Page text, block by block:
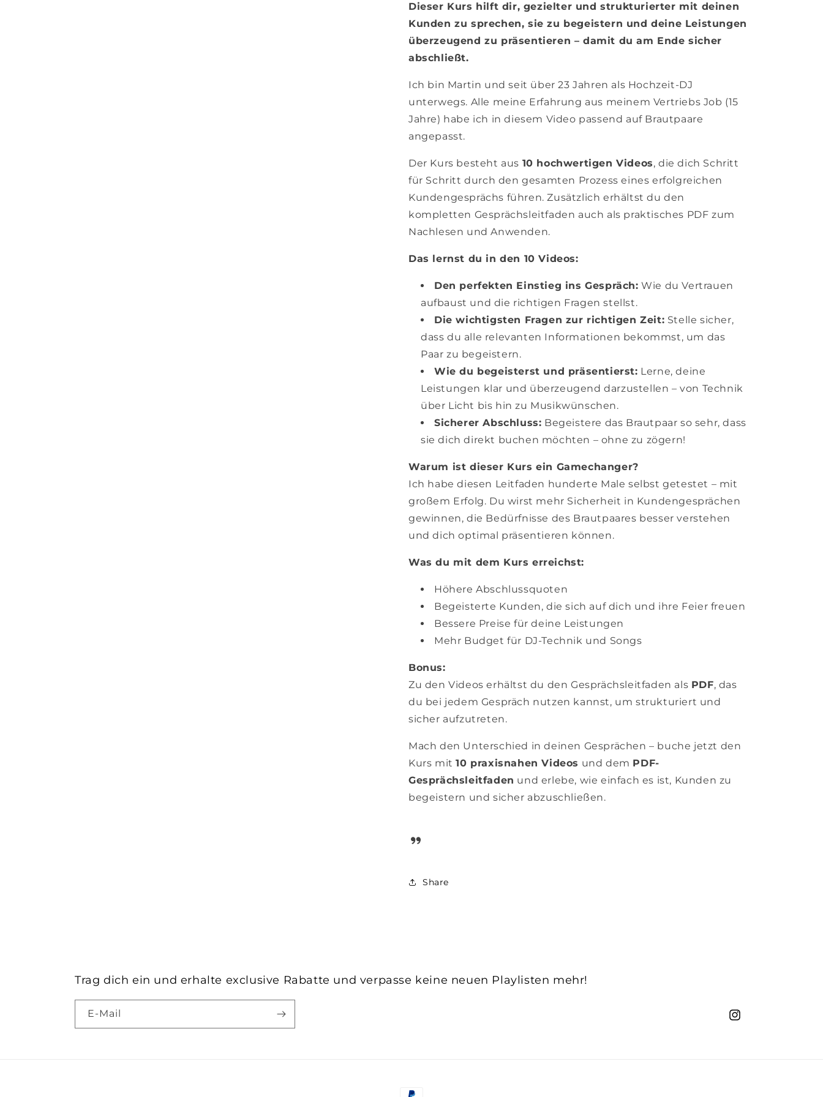
Dieser Kurs hilft dir, gezielter und strukturierter mit deinen
Kunden zu sprechen, sie zu begeistern und deine Leistungen
überzeugend zu präsentieren – damit duam Ende sicher
abschließt.
Ich bin Martin und seit über 23 Jahren als Hochzeit-DJ
unterwegs. Alle meine Erfahrung aus meinem Vertriebs Job (15
Jahre) habe ich in diesem Video passend auf Brautpaare
angepasst.
Der Kurs besteht aus 10 hochwertigen Videos, die dich Schritt
für Schritt durch den gesamten Prozess eines erfolgreichen
Kundengesprächs führen. Zusätzlich erhältst du den
kompletten Gesprächsleitfaden auch als praktisches PDF zum
Nachlesen und Anwenden.
Das lernst du in den 10 Videos:
Den perfekten Einstieg ins Gespräch: Wie du Vertrauen
aufbaust und die richtigen Fragen stellst.
Die wichtigsten Fragen zur richtigen Zeit: Stelle sicher,
dass du alle relevanten Informationen bekommst, um das
Paar zu begeistern.
Wie du begeisterst und präsentierst: Lerne, deine
Leistungen klar und überzeugend darzustellen – von Technik
über Licht bis hin zu Musikwünschen.
Sicherer Abschluss: Begeistere das Brautpaar so sehr, dass
sie dich direkt buchen möchten – ohne zu zögern!
Warum ist dieser Kurs ein Gamechanger?
Ich habe diesen Leitfaden hunderte Male selbst getestet – mit
großem Erfolg. Du wirst mehr Sicherheit in Kundengesprächen
gewinnen, die Bedürfnisse des Brautpaares besser verstehen
und dich optimal präsentieren können.
Was du mit dem Kurs erreichst:
Höhere Abschlussquoten
Begeisterte Kunden, die sich auf dich und ihre Feier freuen
Bessere Preise für deine Leistungen
Mehr Budget für DJ-Technik und Songs
Bonus:
Zu den Videos erhältst du den Gesprächsleitfaden als PDF, das
du bei jedem Gespräch nutzen kannst, um strukturiert und
sicher aufzutreten.
Mach den Unterschied in deinen Gesprächen – buche jetzt den
Kurs mit10 praxisnahen Videos und dem PDF-
Gesprächsleitfaden und erlebe, wie einfach es ist, Kunden zu
begeistern und sicher abzuschließen.
Share
Trag dich ein und erhalte exclusive Rabatte und verpasse keine neuen Playlisten mehr!
E-Mail
Instagram